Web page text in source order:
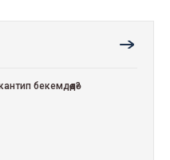
бекемдөөдө?